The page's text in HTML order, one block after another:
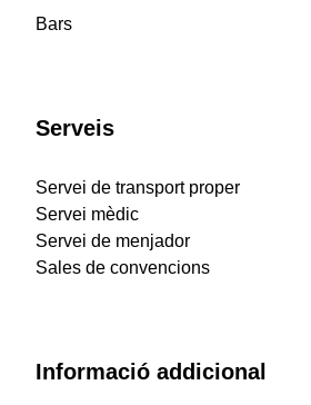
Bars
Serveis
Servei de transport proper
Servei mèdic
Servei de menjador
Sales de convencions
Informació addicional